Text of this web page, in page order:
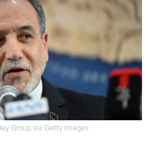
Group via Getty Images